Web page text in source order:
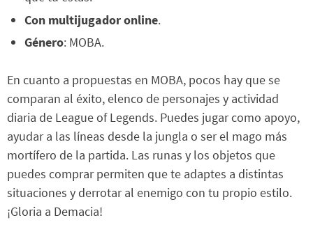
Con multijugador online.
Género: MOBA.
En cuanto a propuestas en MOBA, pocos hay que se
comparan al éxito, elenco de personajes y actividad
diaria de League of Legends. Puedes jugar como apoyo,
ayudar a las líneas desde la jungla o ser el mago más
mortífero de la partida. Las runas y los objetos que
puedes comprar permiten que te adaptes a distintas
situaciones y derrotar al enemigo con tu propio estilo.
¡Gloria a Demacia!